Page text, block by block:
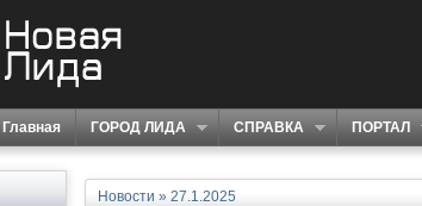
Главная ГОРОД ЛИДА СПРАВКА ПОРТАЛ
Новости » 27.1.2025